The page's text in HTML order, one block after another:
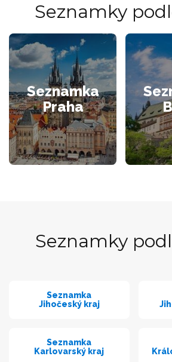
Seznamky
Seznamka
Praha
Seznamky
Seznamka
Jihočeský kraj
Seznamka
Karlovarský kraj